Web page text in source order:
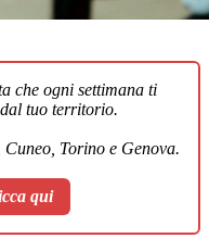
che ogni settimana ti
tuo territorio.
Torino e Genova.
qui